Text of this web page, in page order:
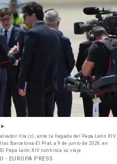
Illa (c); ante la llegada del Papa León XIV
Barcelona-El Prat, a 9 de junio de 2026, en
Papa León XIV continúa su viaje
- EUROPA PRESS